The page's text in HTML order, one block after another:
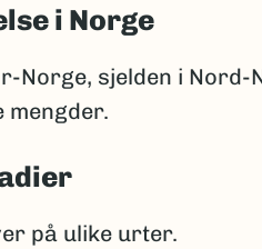
i Norge
Norge, sjelden i
mengder.
på ulike urter.